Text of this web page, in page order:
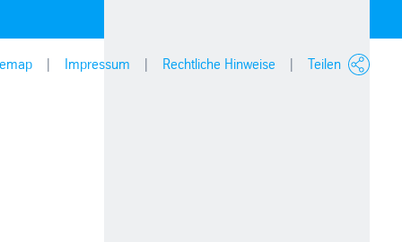
Impressum Rechtliche Hinweise Teilen